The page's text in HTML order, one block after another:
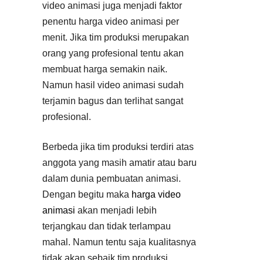
video animasi juga menjadi faktor
penentu harga video animasi per
menit. Jika tim produksi merupakan
orang yang profesional tentu akan
membuat harga semakin naik.
Namun hasil video animasi sudah
terjamin bagus dan terlihat sangat
profesional.
Berbeda jika tim produksi terdiri atas
anggota yang masih amatir atau baru
dalam dunia pembuatan animasi.
Dengan begitu maka harga video
animasi akan menjadi lebih
terjangkau dan tidak terlampau
mahal. Namun tentu saja kualitasnya